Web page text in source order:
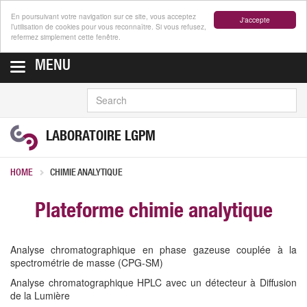
J'accepte
En poursuivant votre navigation sur ce site, vous acceptez
l’utilisation de cookies pour vous reconnaître. Si vous refusez,
refermez simplement cette fenêtre.
MENU
LABORATOIRE LGPM
HOME CHIMIE ANALYTIQUE
Plateforme chimie analytique
Analyse chromatographique en phase gazeuse couplée à la
spectrométrie de masse (CPG-SM)
Analyse chromatographique HPLC avec un détecteur à Diffusion
de la Lumière